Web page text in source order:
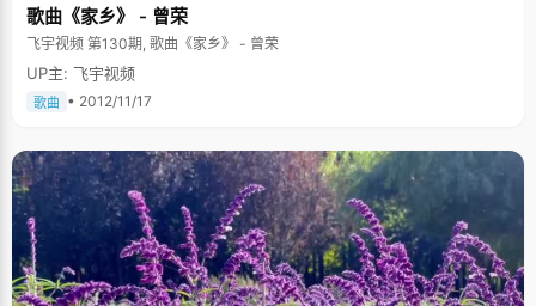
歌曲《家乡》 - 曾荣
飞宇视频 第130期, 歌曲《家乡》 - 曾荣
UP主: 飞宇视频
歌曲 • 2012/11/17